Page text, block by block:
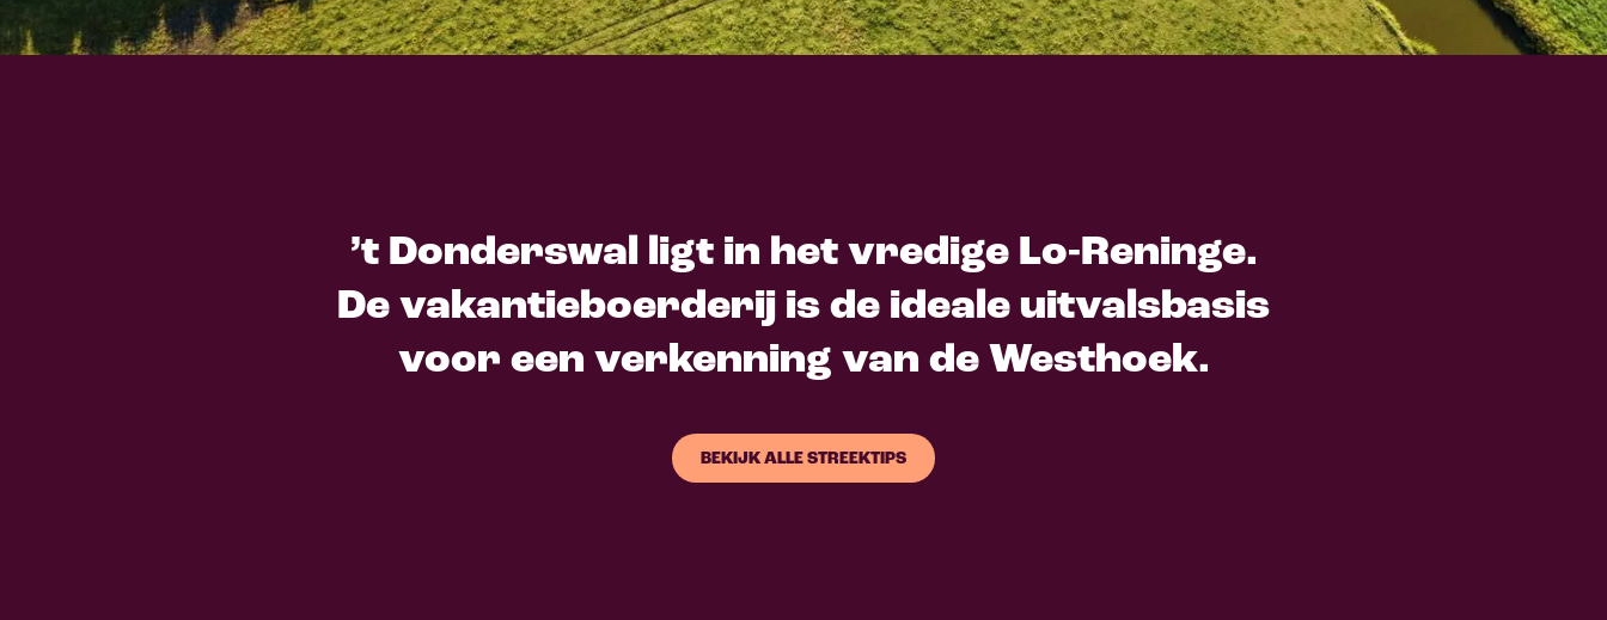
’t Donderswal ligt in het vredige Lo-Reninge.
De vakantieboerderij is de ideale uitvalsbasis
voor een verkenning van de Westhoek.
BEKIJK ALLE STREEKTIPS